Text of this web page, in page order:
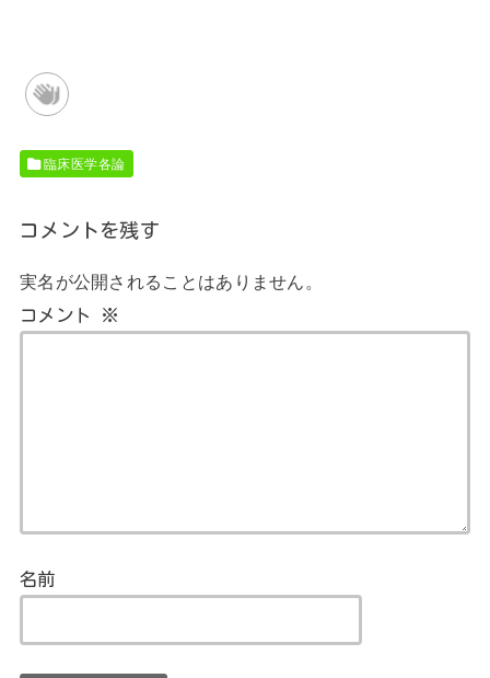
臨床医学各論
コメントを残す
実名が公開されることはありません。
コメント ※
名前